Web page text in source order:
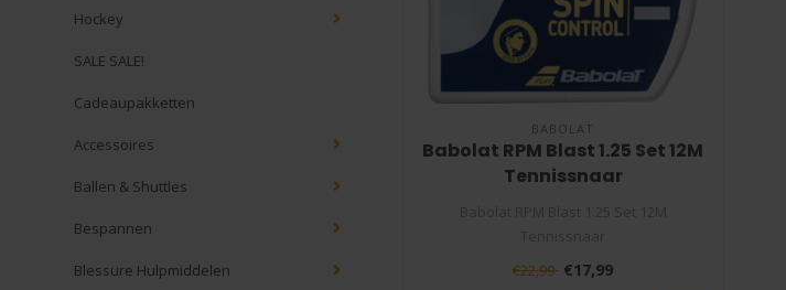
Hockey
SALE SALE!
Cadeaupakketten
Accessoires
Ballen & Shuttles
Bespannen
Blessure Hulpmiddelen
BABOLAT
Babolat RPM Blast 1.25 Set 12M
Tennissnaar
De Babolat RPM Blast is een stuggere..
€22,99 €17,99